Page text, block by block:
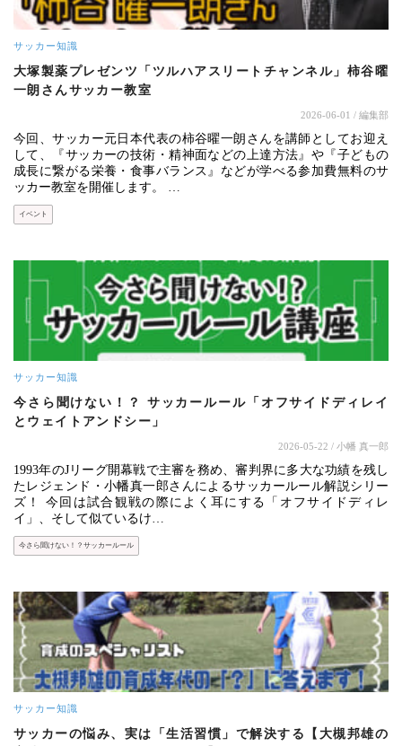
サッカー知識
大塚製薬プレゼンツ「ツルハアスリートチャンネル」柿谷曜
一朗さんサッカー教室
2026-06-01 / 編集部
今回、サッカー元日本代表の柿谷曜一朗さんを講師としてお迎え
して、『サッカーの技術・精神面などの上達方法』や『子どもの
成長に繋がる栄養・食事バランス』などが学べる参加費無料のサ
ッカー教室を開催します。 …
イベント
サッカー知識
今さら聞けない！？ サッカールール「オフサイドディレイ
とウェイトアンドシー」
2026-05-22 / 小幡 真一郎
1993年のJリーグ開幕戦で主審を務め、審判界に多大な功績を残し
たレジェンド・小幡真一郎さんによるサッカールール解説シリー
ズ！ 今回は試合観戦の際によく耳にする「オフサイドディレ
イ」、そして似ているけ…
今さら聞けない！？サッカールール
サッカー知識
サッカーの悩み、実は「生活習慣」で解決する【大槻邦雄の